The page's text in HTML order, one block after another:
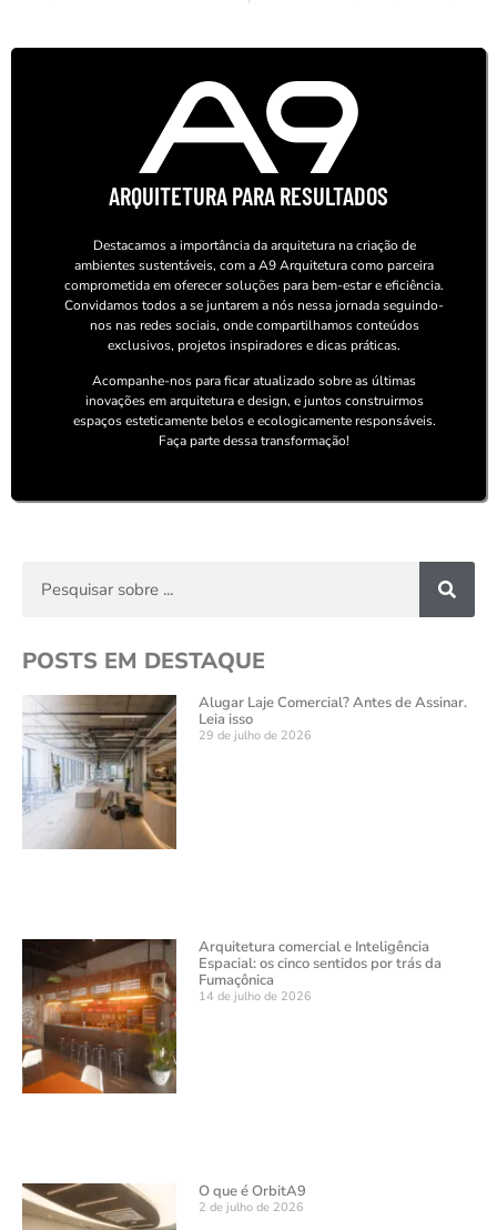
ARQUITETURA PARA RESULTADOS
Destacamos a importância da arquitetura na criação de
ambientes sustentáveis, com a A9 Arquitetura como parceira
comprometida em oferecer soluções para bem-estar e eficiência.
Convidamos todos a se juntarem a nós nessa jornada seguindo-
nos nas redes sociais, onde compartilhamos conteúdos
exclusivos, projetos inspiradores e dicas práticas.
Acompanhe-nos para ficar atualizado sobre as últimas
inovações em arquitetura e design, e juntos construirmos
espaços esteticamente belos e ecologicamente responsáveis.
Faça parte dessa transformação!
POSTS EM DESTAQUE
Alugar Laje Comercial? Antes de Assinar.
Leia isso
29 de julho de 2026
Arquitetura comercial e Inteligência
Espacial: os cinco sentidos por trás da
Fumaçônica
14 de julho de 2026
O que é OrbitA9
2 de julho de 2026